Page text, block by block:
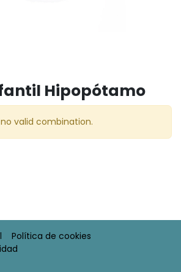
Hipopótamo
valid combination.
Política de cookies